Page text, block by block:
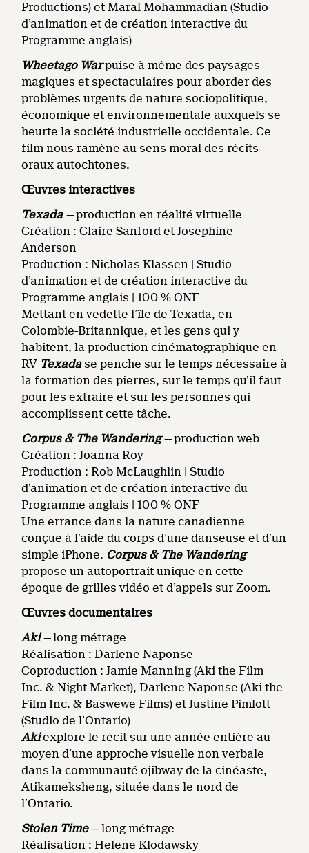
Productions) et Maral Mohammadian (Studio
d’animation et de création interactive du
Programme anglais)
Wheetago Warpuise à même des paysages
magiques et spectaculaires pour aborder des
problèmes urgents de nature sociopolitique,
économique et environnementale auxquels se
heurte la société industrielle occidentale. Ce
film nous ramène au sens moral des récits
oraux autochtones.
Œuvres interactives
Texada —production en réalité virtuelle
Création : Claire Sanford et Josephine
Anderson
Production : Nicholas Klassen | Studio
d’animation et de création interactive du
Programme anglais | 100 % ONF
Mettant en vedette l’île de Texada, en
Colombie-Britannique, et les gens qui y
habitent, la production cinématographique en
RV Texadase penche sur le temps nécessaire à
la formation des pierres, sur le temps qu’il faut
pour les extraire et sur les personnes qui
accomplissent cette tâche.
Corpus & The Wandering —production web
Création : Joanna Roy
Production : Rob McLaughlin | Studio
d’animation et de création interactive du
Programme anglais | 100 % ONF
Une errance dans la nature canadienne
conçue à l’aide du corps d’une danseuse et d’un
simple iPhone. Corpus & The Wandering
propose un autoportrait unique en cette
époque de grilles vidéo et d’appels sur Zoom.
Œuvres documentaires
Aki —long métrage
Réalisation : Darlene Naponse
Coproduction : Jamie Manning (Aki the Film
Inc. & Night Market), Darlene Naponse (Aki the
Film Inc. & Baswewe Films) et Justine Pimlott
(Studio de l’Ontario)
Akiexplore le récit sur une année entière au
moyen d’une approche visuelle non verbale
dans la communauté ojibway de la cinéaste,
Atikameksheng, située dans le nord de
l’Ontario.
Stolen Time —long métrage
Réalisation : Helene Klodawsky